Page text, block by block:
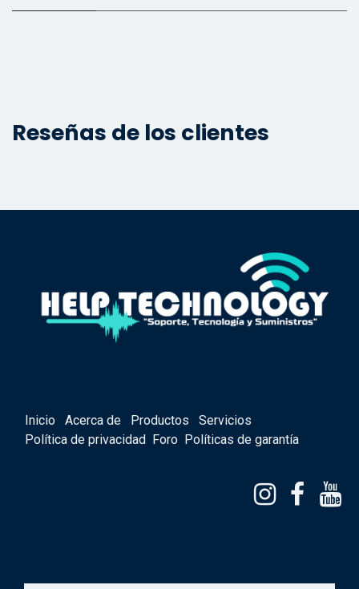
Reseñas de los clientes
Inicio Acerca de Productos
Servicios
Política de privacidad
Foro Políticas de garantía